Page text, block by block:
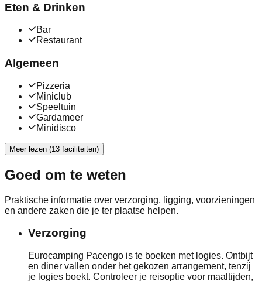
Eten & Drinken
Bar
Restaurant
Algemeen
Pizzeria
Miniclub
Speeltuin
Gardameer
Minidisco
Meer lezen (13 faciliteiten)
Goed om te weten
Praktische informatie over verzorging, ligging, voorzieningen
en andere zaken die je ter plaatse helpen.
Verzorging
Eurocamping Pacengo is te boeken met logies. Ontbijt
en diner vallen onder het gekozen arrangement, tenzij
je logies boekt. Controleer je reisoptie voor maaltijden,